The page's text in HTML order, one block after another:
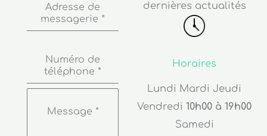
Adresse de
messagerie *
Numéro de
téléphone *
Message *
dernières actualités
Horaires
Lundi Mardi Jeudi
Vendredi 10h00 à 19h00
Samedi